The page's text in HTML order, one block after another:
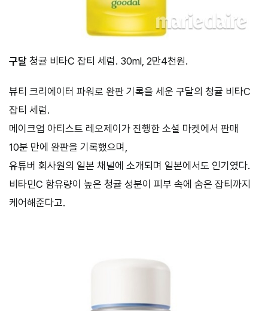
구달 청귤 비타C 잡티 세럼. 30ml, 2만4천원.
뷰티 크리에이터 파워로 완판 기록을 세운 구달의 청귤 비타C
잡티 세럼.
메이크업 아티스트 레오제이가 진행한 소셜 마켓에서 판매
10분 만에 완판을 기록했으며,
유튜버 회사원의 일본 채널에 소개되며 일본에서도 인기였다.
비타민C 함유량이 높은 청귤 성분이 피부 속에 숨은 잡티까지
케어해준다고.